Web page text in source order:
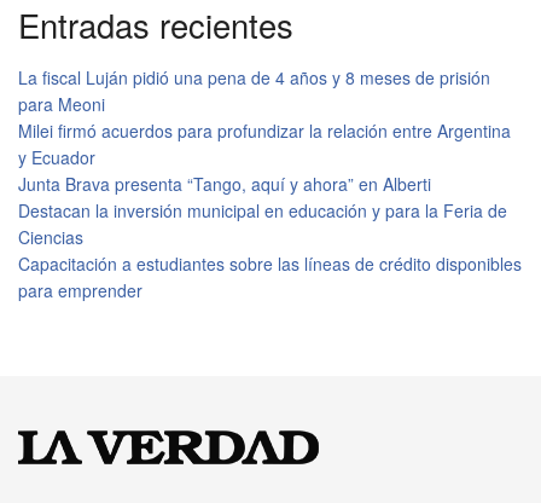
Entradas recientes
La fiscal Luján pidió una pena de 4 años y 8 meses de prisión
para Meoni
Milei firmó acuerdos para profundizar la relación entre Argentina
y Ecuador
Junta Brava presenta “Tango, aquí y ahora” en Alberti
Destacan la inversión municipal en educación y para la Feria de
Ciencias
Capacitación a estudiantes sobre las líneas de crédito disponibles
para emprender